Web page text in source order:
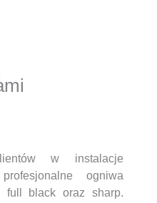
w instalacje
ogniwa
full black oraz sharp.